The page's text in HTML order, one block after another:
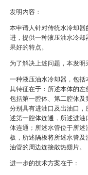
发明内容：
本申请人针对传统水冷却
进，提供一种液压油水冷
果好的特点。
为了解决上述问题，本发明
一种液压油水冷却器，包括
其特征在于：所述本体的
包括第一腔体、第二腔体及
分别具有进油口及出油口
述第一腔体连通，所述进
体连通；所述水管位于所
板，所述隔板将所述水管
油管的周边连接散热翅片。
进一步的技术方案在于：